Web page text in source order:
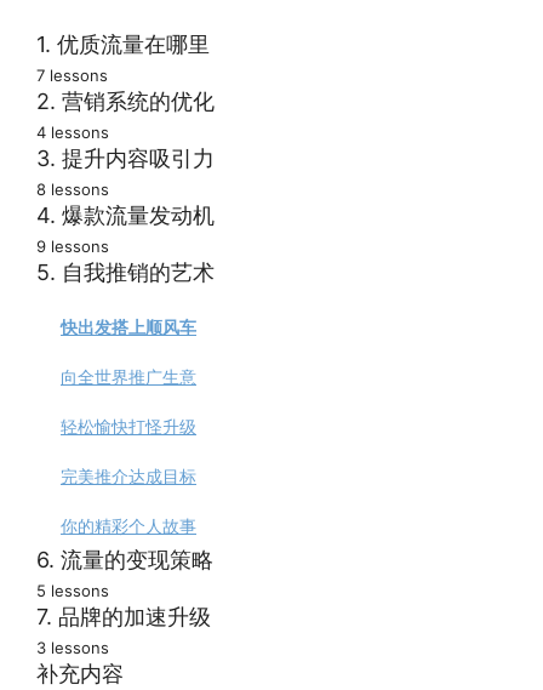
1. 优质流量在哪里
成功不是一场意外
我的营销没有效果
你希望达成的目标
构建订阅用户列表
7 lessons
2. 营销系统的优化
如何有效吸引订阅
从陌生人到忠实粉
销售的模式与时机
4 lessons
3. 提升内容吸引力
建立你的流量机器
赢得粉丝三个武器
避开内容创作陷阱
8 lessons
4. 爆款流量发动机
快速流量真正秘密
如何设计爆款长文
爆款长文编辑发布
撰写分步操作指南
撰写专家研究报告
撰写精选内容汇总
撰写引流成功案例
撰写行业年度指南
编制行业资源中心
9 lessons
5. 自我推销的艺术
快出发搭上顺风车
向全世界推广生意
轻松愉快打怪升级
完美推介达成目标
你的精彩个人故事
6. 流量的变现策略
流量快速变现方式
推动客户立即购买
5 lessons
7. 品牌的加速升级
上台演讲扩大影响
3 lessons
补充内容